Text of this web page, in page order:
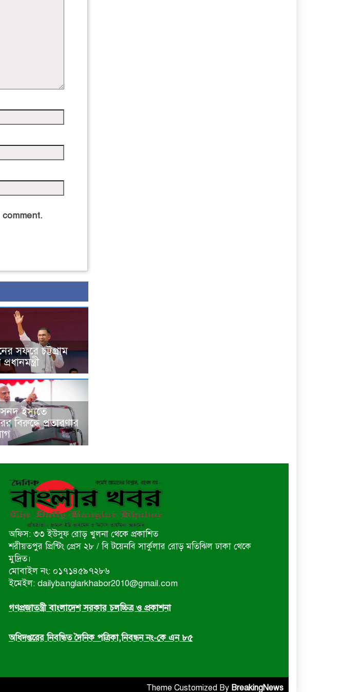
সফরে চট্টগ্রাম
ইস্যুতে
বিরুদ্ধে প্রতারণার
অফিস: ৩৩ ইউসুফ রোড় খুলনা থেকে প্রকাশিত
শরীয়তপুর প্রিন্টিং প্রেস ২৮ / বি টয়েনবি সার্কুলার রোড় মতিঝিল ঢাকা থেকে
মুদ্রিত।
মোবাইল নং: ০১৭১৪৫৯৭২৮৬
ইমেইল: dailybanglarkhabor2010@gmail.com
গণপ্রজাতন্ত্রী বাংলাদেশ সরকার চলচ্চিত্র ও প্রকাশনা
অধিদপ্তরের নিবন্ধিত দৈনিক পত্রিকা,নিবন্ধন নং-কে এন ৮৫
Theme Customized By BreakingNews